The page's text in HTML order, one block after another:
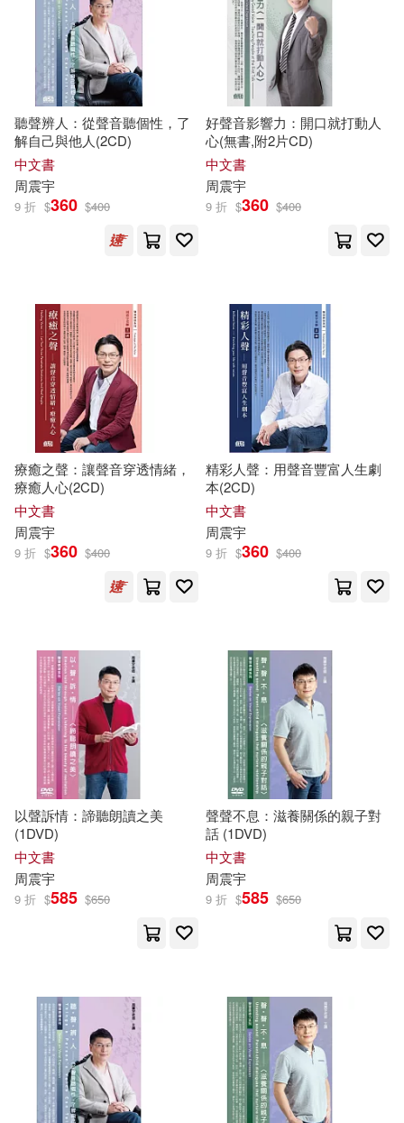
配送方式 (可複選)
可超商取貨(20)
可海外宅配(20)
可港澳店取(20)
可菲律賓店取(20)
電子書 (可複選)
適合手機平板閱讀(2)
其他
現在可購買商品(14)
作者/演唱/譯/編/繪(22)
價格
範圍
聽聲辨人：從聲音聽個性，了
解自己與他人(2CD)
中文書
周震宇
9 折 $360 $400
好聲音影響力：開口就打動人
心(無書,附2片CD)
中文書
周震宇
9 折 $360 $400
療癒之聲：讓聲音穿透情緒，
療癒人心(2CD)
中文書
周震宇
9 折 $360 $400
精彩人聲：用聲音豐富人生劇
本(2CD)
中文書
周震宇
9 折 $360 $400
以聲訴情：諦聽朗讀之美
(1DVD)
中文書
周震宇
9 折 $585 $650
聲聲不息：滋養關係的親子對
話 (1DVD)
中文書
周震宇
9 折 $585 $650